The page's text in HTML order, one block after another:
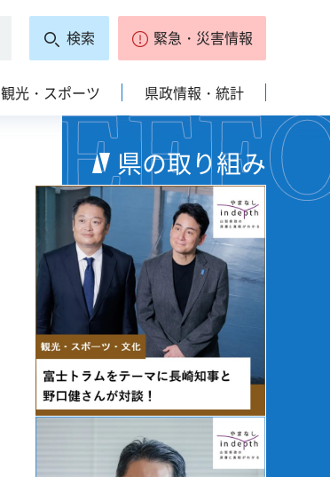
検索 緊急・災害情報
観光・スポーツ 県政情報・統計
県の取り組み